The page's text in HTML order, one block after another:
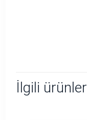
İlgili ürünler